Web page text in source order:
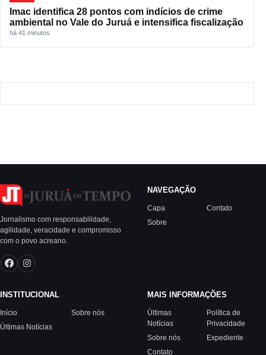
Imac identifica 28 pontos com indícios de crime
ambiental no Vale do Juruá e intensifica fiscalização
há 41 minutos
Jornalismo com responsabilidade,
agilidade, veracidade e compromisso
com o povo acreano.
NAVEGAÇÃO
Capa
Sobre
Contato
INSTITUCIONAL
Início
Últimas Notícias
Sobre nós
MAIS INFORMAÇÕES
Últimas
Notícias
Sobre nós
Contato
Política de
Privacidade
Expediente